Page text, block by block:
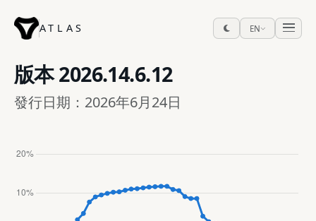
ATLAS EN
版本2026.14.6.12
發行日期：2026年6月24日